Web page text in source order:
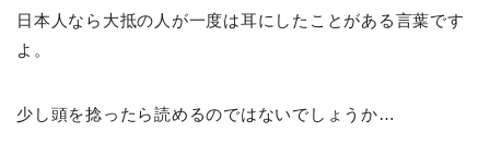
日本人なら大抵の人が一度は耳にしたことがある言葉です
よ。
少し頭を捻ったら読めるのではないでしょうか…